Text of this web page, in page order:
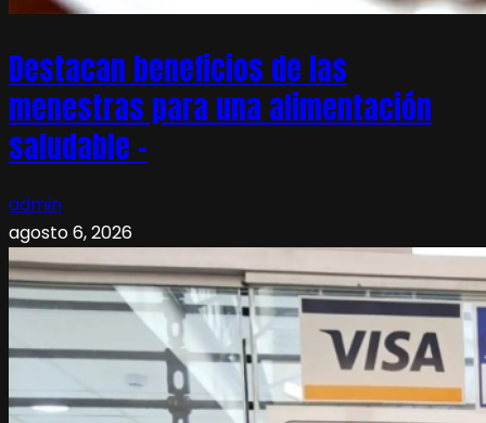
Destacan beneficios de las
menestras para una alimentación
saludable –
admin
agosto 6, 2026